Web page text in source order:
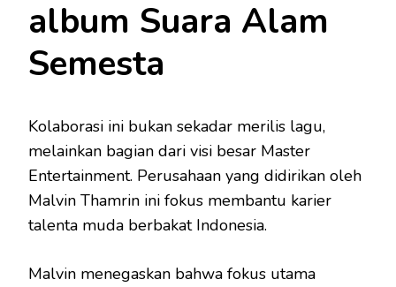
album Suara Alam
Semesta
Kolaborasi ini bukan sekadar merilis lagu,
melainkan bagian dari visi besar Master
Entertainment. Perusahaan yang didirikan oleh
Malvin Thamrin ini fokus membantu karier
talenta muda berbakat Indonesia.
Malvin menegaskan bahwa fokus utama